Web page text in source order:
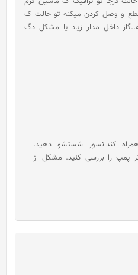
و وصل کردن میکنه تو حالت ک
داخل مدار زیاد یا مشکل دگ
کندانسور شستشو دهید.
پمپ را بررسی کنید. مشکل از